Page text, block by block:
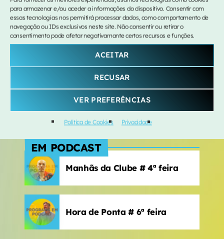
para armazenar e/ou aceder a informações do dispositivo. Consentir com
essas tecnologias nos permitirá processar dados, como comportamento de
navegação ou IDs exclusivos neste site. Não consentir ou retirar o
consentimento pode afetar negativamante certos recursos e funções.
ACEITAR
RECUSAR
VER PREFERÊNCIAS
Política de Cookies Privacidade
4 Material Lover
SIENNA SPIRO
5 Nada A Perder
David Fonseca
CONTACTOS
direcao@radiosmadeira.pt
Rua dos E.U.A., nº 148
9000-090 Funchal
EM PODCAST
Manhãs da Clube # 4ª feira
Hora de Ponta # 6ª feira